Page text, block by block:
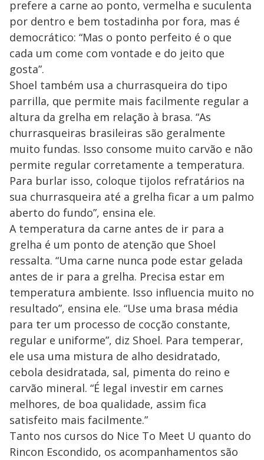
prefere a carne ao ponto, vermelha e suculenta
por dentro e bem tostadinha por fora, mas é
democrático: “Mas o ponto perfeito é o que
cada um come com vontade e do jeito que
gosta”.
Shoel também usa a churrasqueira do tipo
parrilla, que permite mais facilmente regular a
altura da grelha em relação à brasa. “As
churrasqueiras brasileiras são geralmente
muito fundas. Isso consome muito carvão e não
permite regular corretamente a temperatura.
Para burlar isso, coloque tijolos refratários na
sua churrasqueira até a grelha ficar a um palmo
aberto do fundo”, ensina ele.
A temperatura da carne antes de ir para a
grelha é um ponto de atenção que Shoel
ressalta. “Uma carne nunca pode estar gelada
antes de ir para a grelha. Precisa estar em
temperatura ambiente. Isso influencia muito no
resultado”, ensina ele. “Use uma brasa média
para ter um processo de cocção constante,
regular e uniforme”, diz Shoel. Para temperar,
ele usa uma mistura de alho desidratado,
cebola desidratada, sal, pimenta do reino e
carvão mineral. “É legal investir em carnes
melhores, de boa qualidade, assim fica
satisfeito mais facilmente.”
Tanto nos cursos do Nice To Meet U quanto do
Rincon Escondido, os acompanhamentos são